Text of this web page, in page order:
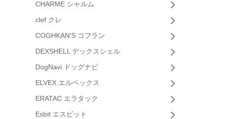
CHARME シャルム
clef クレ
COGHKAN'S コフラン
DEXSHELL デックスシェル
DogNavi ドッグナビ
ELVEX エルベックス
ERATAC エラタック
Esbit エスビット